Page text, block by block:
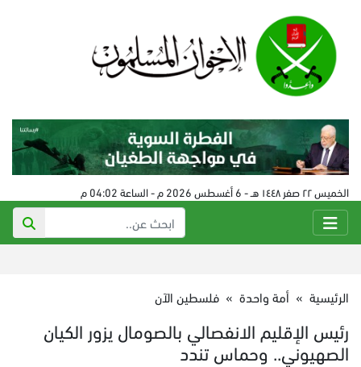
الخميس ٢٢ صفر ١٤٤٨ هـ - 6 أغسطس 2026 م - الساعة 04:02 م
الرئيسية » أمة واحدة » فلسطين الآن
رئيس الإقليم الانفصالي بالصومال يزور الكيان
الصهيوني.. وحماس تندد